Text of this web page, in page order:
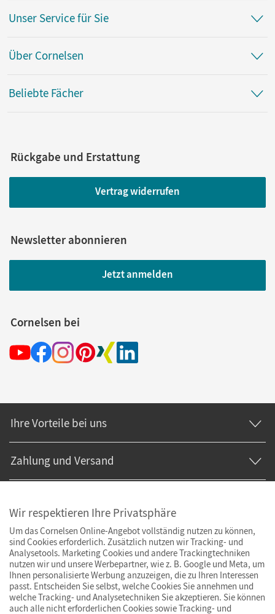
Unser Service für Sie
Über Cornelsen
Beliebte Fächer
Rückgabe und Erstattung
Vertrag widerrufen
Newsletter abonnieren
Jetzt anmelden
Cornelsen bei
Ihre Vorteile bei uns
Zahlung und Versand
Wir respektieren Ihre Privatsphäre
Um das Cornelsen Online-Angebot vollständig nutzen zu können,
sind Cookies erforderlich. Zusätzlich nutzen wir Tracking- und
Analysetools. Marketing Cookies und andere Trackingtechniken
nutzen wir und unsere Werbepartner, wie z. B. Google und Meta, um
Ihnen personalisierte Werbung anzuzeigen, die zu Ihren Interessen
passt. Entscheiden Sie selbst, welche Cookies Sie annehmen und
welche Tracking- und Analysetechniken Sie akzeptieren. Sie können
auch alle nicht erforderlichen Cookies sowie Tracking- und